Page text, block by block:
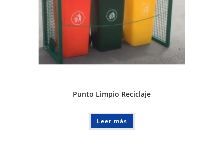
Punto Limpio Reciclaje
Leer más